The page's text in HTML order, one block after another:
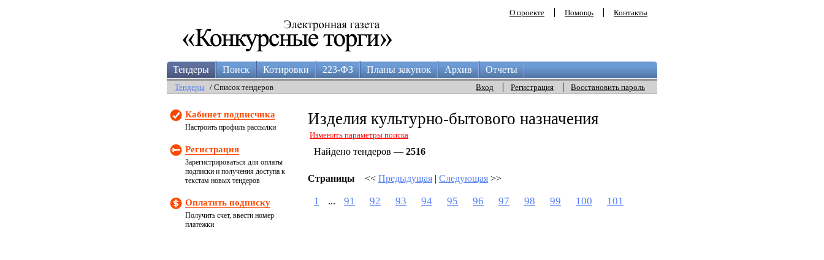
О проекте Помощь Контакты
Тендеры Поиск Котировки 223-ФЗ Планы закупок Архив Отчеты
Вход Регистрация Восстановить пароль
Тендеры / Список тендеров
Кабинет подписчика
Настроить профиль рассылки
Регистрация
Зарегистрироваться для оплаты
подписки и получения доступа к
текстам новых тендеров
Оплатить подписку
Получить счет, ввести номер
платежки
Изделия культурно-бытового назначения
Изменить параметры поиска
Найдено тендеров — 2516
Страницы << Предыдущая | Следующая >>
1 ... 91 92 93 94 95 96 97 98 99 100 101